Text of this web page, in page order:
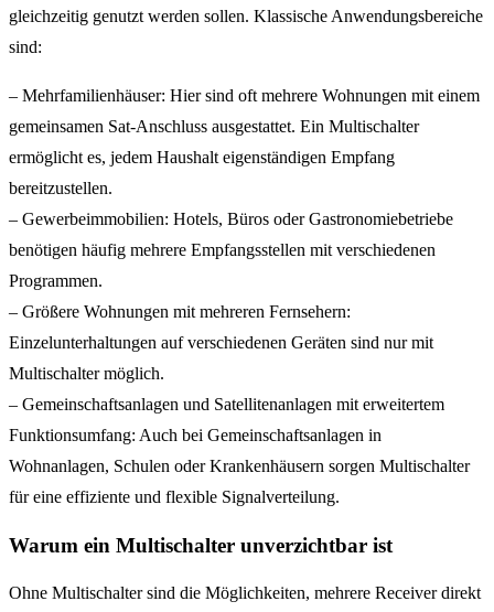
gleichzeitig genutzt werden sollen. Klassische Anwendungsbereiche
sind:
– Mehrfamilienhäuser: Hier sind oft mehrere Wohnungen mit einem
gemeinsamen Sat-Anschluss ausgestattet. Ein Multischalter
ermöglicht es, jedem Haushalt eigenständigen Empfang
bereitzustellen.
– Gewerbeimmobilien: Hotels, Büros oder Gastronomiebetriebe
benötigen häufig mehrere Empfangsstellen mit verschiedenen
Programmen.
– Größere Wohnungen mit mehreren Fernsehern:
Einzelunterhaltungen auf verschiedenen Geräten sind nur mit
Multischalter möglich.
– Gemeinschaftsanlagen und Satellitenanlagen mit erweitertem
Funktionsumfang: Auch bei Gemeinschaftsanlagen in
Wohnanlagen, Schulen oder Krankenhäusern sorgen Multischalter
für eine effiziente und flexible Signalverteilung.
Warum ein Multischalter unverzichtbar ist
Ohne Multischalter sind die Möglichkeiten, mehrere Receiver direkt